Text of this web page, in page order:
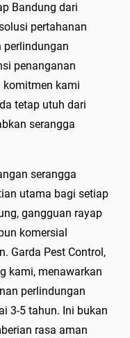
Bandung dari
pertahanan
perlindungan
penanganan
komitmen kami
tetap utuh dari
serangga
serangga
utama bagi setiap
gangguan rayap
komersial
Garda Pest Control,
kami, menawarkan
perlindungan
3-5 tahun. Ini bukan
rasa aman